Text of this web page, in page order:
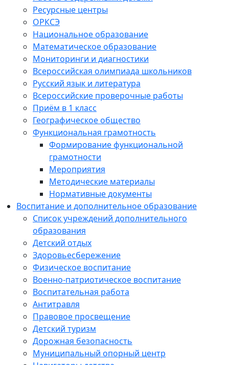
Ресурсные центры
ОРКСЭ
Национальное образование
Математическое образование
Мониторинги и диагностики
Всероссийская олимпиада школьников
Русский язык и литература
Всероссийские проверочные работы
Приём в 1 класс
Географическое общество
Функциональная грамотность
Формирование функциональной
грамотности
Мероприятия
Методические материалы
Нормативные документы
Воспитание и дополнительное образование
Список учреждений дополнительного
образования
Детский отдых
Здоровьесбережение
Физическое воспитание
Военно-патриотическое воспитание
Воспитательная работа
Антитравля
Правовое просвещение
Детский туризм
Дорожная безопасность
Муниципальный опорный центр